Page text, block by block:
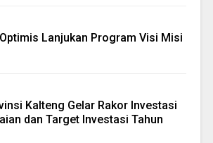
Lanjukan Program Visi Misi
Kalteng Gelar Rakor Investasi
dan Target Investasi Tahun